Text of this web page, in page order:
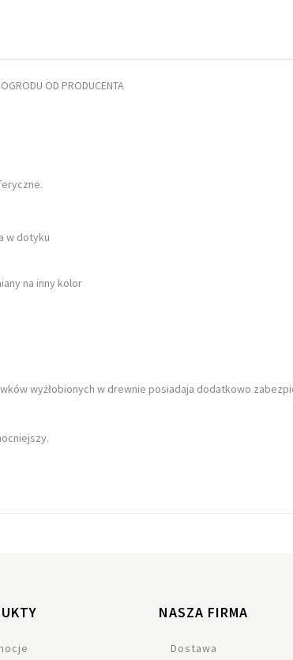
OD PRODUCENTA
.
w dotyku
na inny kolor
wyżłobionych w drewnie posiadaja dodatkowo
NASZA FIRMA
Dostawa